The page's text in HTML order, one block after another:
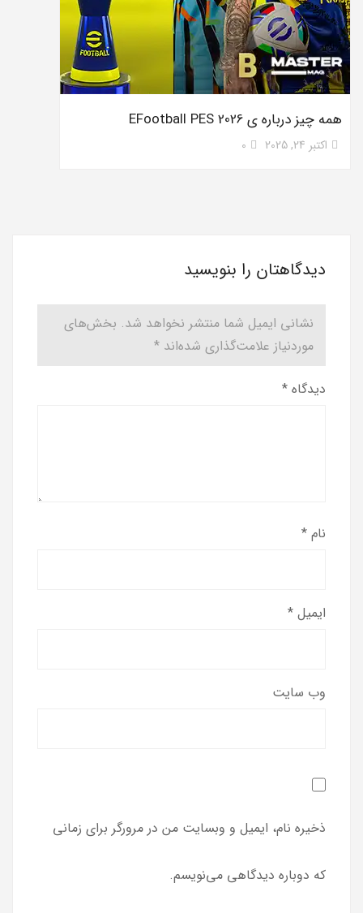
همه چیز درباره ی EFootball PES 2026
اکتبر 24, 2025 0
دیدگاهتان را بنویسید
نشانی ایمیل شما منتشر نخواهد شد. بخش‌های
موردنیاز علامت‌گذاری شده‌اند *
دیدگاه *
نام *
ایمیل *
وب‌ سایت
ذخیره نام، ایمیل و وبسایت من در مرورگر برای زمانی
که دوباره دیدگاهی می‌نویسم.